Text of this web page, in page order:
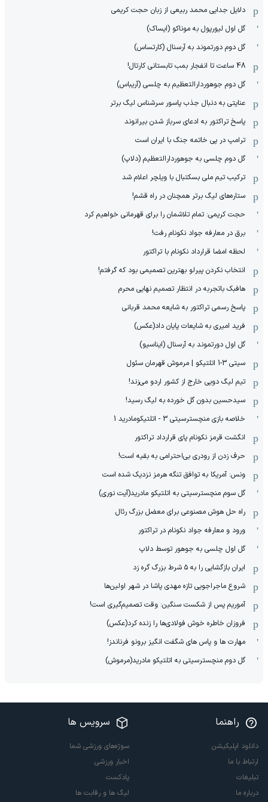
دلایل جدایی محمد ربیعی از زبان حجت کریمی
گل اول لیورپول به موناکو (ایساک)
گل دوم دورتموند به آرسنال (کارتساس)
48 ساعت تا انفجار بمب تابستانی کارتال!
گل دوم جوهوردارالتعظیم به چلسی (آریباس)
عنایتی به دنبال جذب پاسور سرشناس لیگ برتر
پاسخ تراکتور به ادعای سرباز شدن بیرانوند
ترامپ در پی خاتمه جنگ با ایران است
گل دوم چلسی به جوهوردارالتعظیم (دلاپ)
ترکیب تیم ملی بسکتبال با ویلچر اعلام شد
ستاره‌های لیگ برتر همچنان در راه قشم!
حجت کریمی: تمام تلاشمان را برای قهرمانی خواهیم کرد
برق در معارفه جواد نکونام رفت!
لحظه امضا قرارداد نکونام با تراکتور
انتخاب نکردن پیرلو بهترین تصمیمی بود که گرفتم!
هافبک باتجربه در انتظار تصمیم نهایی محرم
پاسخ رسمی تراکتور به شایعه محمد قربانی
فرید امیری به شایعات پایان داد(عکس)
گل اول دورتموند به آرسنال (ایناسیو)
سیتی 3-1 اتلتیکو | مرموش قهرمان سئول
تیم لیگ دویی خارج از کشور اردو می‌زند!
سیدحسین بدون گل خورده به لیگ رسید!
خلاصه بازی منچسترسیتی 3 - اتلتیکومادرید 1
انگشت قرمز نکونام پای قرارداد تراکتور
حرف زدن از رودری بی‌احترامی به بقیه است!
ونس: آمریکا به توافق تنگه هرمز نزدیک شده است
گل سوم منچسترسیتی به اتلتیکو مادرید(آیت نوری)
راه حل هوش مصنوعی برای معضل بزرگ رئال
ورود و معارفه جواد نکونام در تراکتور
گل اول چلسی به جوهور توسط دلاپ
ایران بازگشایی را به ۵ شرط بزرگ گره زد
شروع ماجراجویی تازه مهدی پاشا در شهر اولین‌ها
آموریم پس از شکست سنگین: وقت تصمیم‌گیری است!
فروزان خاطره خوش فولادی‌ها را زنده کرد(عکس)
مهارت ها و پاس های شگفت انگیز برونو فرناندز!
گل دوم منچسترسیتی به اتلتیکو مادرید(مرموش)
راهنما
دانلود اپلیکیشن
ارتباط با ما
تبلیغات
درباره ما
سرویس ها
سوژه‌های ورزشی شما
اخبار ورزشی
پادکست
لیگ ها و رقابت ها